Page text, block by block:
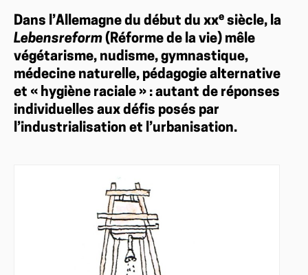
Dans l’Allemagne du début du xxe siècle, la
Lebensreform (Réforme de la vie) mêle
végétarisme, nudisme, gymnastique,
médecine naturelle, pédagogie alternative
et « hygiène raciale » : autant de réponses
individuelles aux défis posés par
l’industrialisation et l’urbanisation.